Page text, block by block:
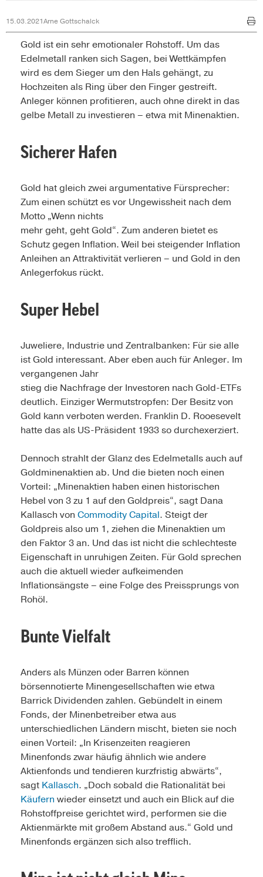
15.03.2021Arne Gottschalck
Gold ist ein sehr emotionaler Rohstoff. Um das
Edelmetall ranken sich Sagen, bei Wettkämpfen
wird es dem Sieger um den Hals gehängt, zu
Hochzeiten als Ring über den Finger gestreift.
Anleger können profitieren, auch ohne direkt in das
gelbe Metall zu investieren – etwa mit Minenaktien.
Sicherer Hafen
Gold hat gleich zwei argu­mentative Fürsprecher:
Zum einen schützt es vor Ungewissheit nach dem
Motto „Wenn nichts
mehr geht, geht Gold“. Zum anderen bietet es
Schutz gegen Inflation. Weil bei steigender Inflation
Anleihen an Attraktivität verlieren – und Gold in den
Anleger­fokus rückt.
Super Hebel
Juweliere, Industrie und Zentralban­ken: Für sie alle
ist Gold interessant. Aber eben auch für Anleger. Im
vergangenen Jahr
stieg die Nachfrage der Investoren nach Gold-­ETFs
deutlich. Einziger Wermuts­tropfen: Der Besitz von
Gold kann verboten werden. Franklin D. Rooesevelt
hatte das als US­-Präsident 1933 so durchexerziert.
Dennoch strahlt der Glanz des Edelmetalls auch auf
Goldminenaktien ab. Und die bieten noch einen
Vorteil: „Minenaktien haben einen historischen
Hebel von 3 zu 1 auf den Goldpreis“, sagt Dana
Kallasch von Commodity Capital. Steigt der
Goldpreis also um 1, ziehen die Minenaktien um
den Faktor 3 an. Und das ist nicht die schlechteste
Eigenschaft in unruhigen Zeiten. Für Gold sprechen
auch die aktuell wieder aufkeimenden
Inflationsängste – eine Folge des Preissprungs von
Rohöl.
Bunte Vielfalt
Anders als Münzen oder Barren können
börsennotierte Minengesellschaften wie etwa
Barrick Dividen­den zahlen. Gebündelt in einem
Fonds, der Minenbetreiber etwa aus
unterschiedlichen Ländern mischt, bieten sie noch
einen Vorteil: „In Krisenzeiten reagie­ren
Minenfonds zwar häufig ähnlich wie andere
Aktienfonds und tendieren kurzfristig abwärts“,
sagt Kallasch. „Doch sobald die Rationalität bei
Käufern wieder einsetzt und auch ein Blick auf die
Rohstoffpreise gerichtet wird, perfor­men sie die
Aktienmärk­te mit großem Abstand aus.“ Gold und
Minen­fonds ergänzen sich also trefflich.